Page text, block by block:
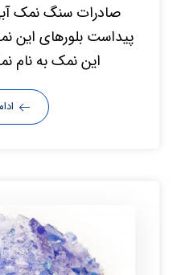
صادرات سنگ نمک
پیداست بلورهای این
این نمک به نام